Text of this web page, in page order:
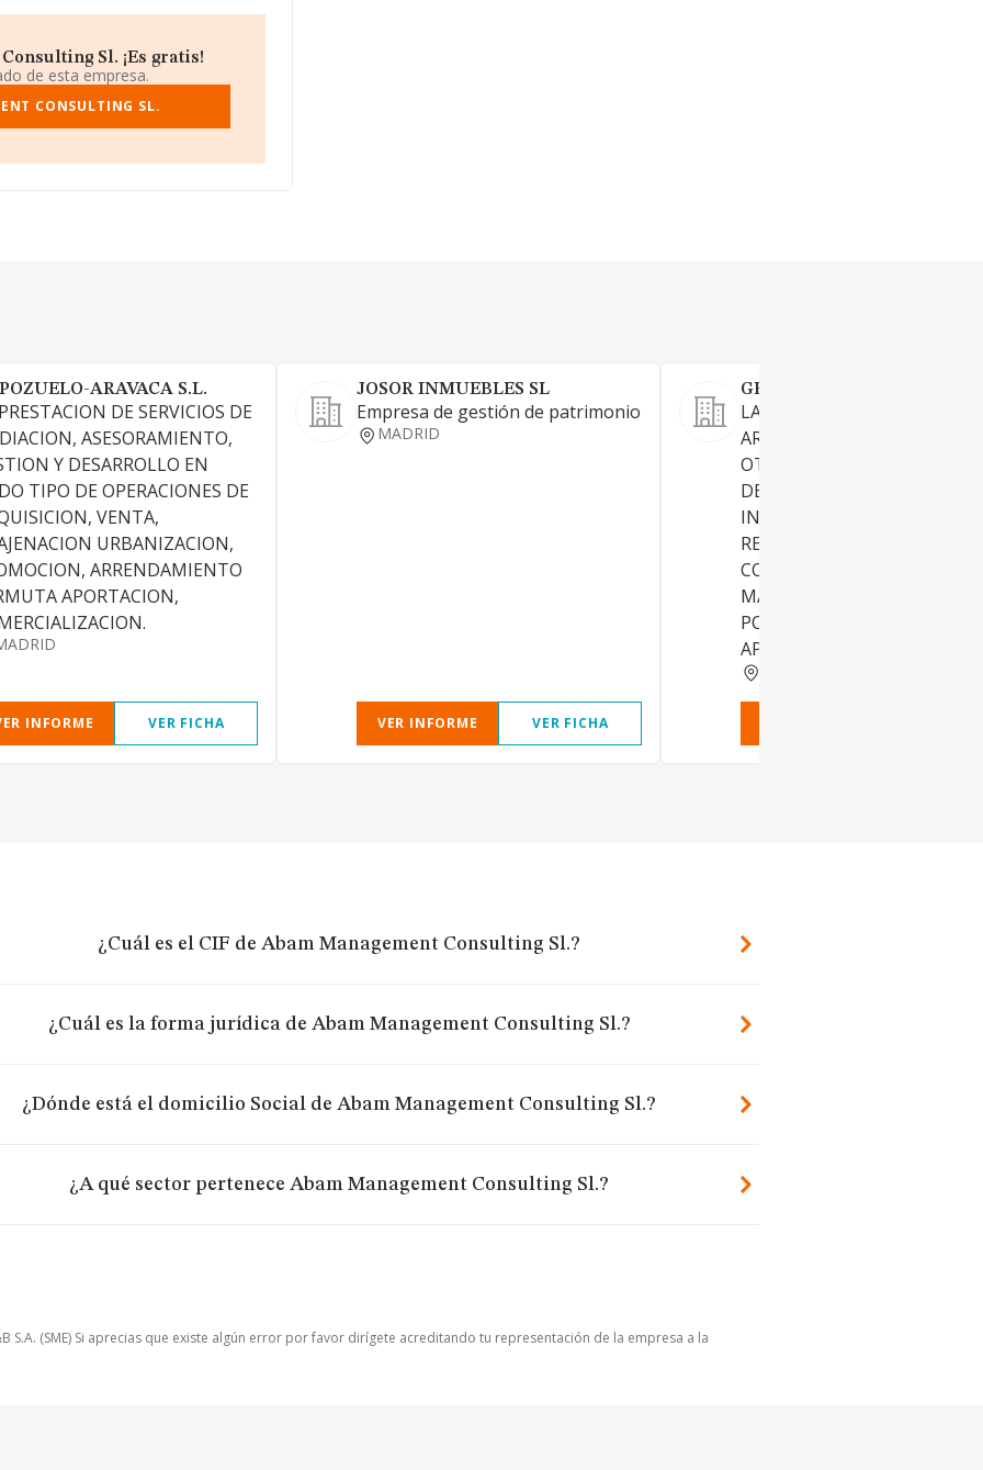
Sl. ¡Es gratis!
de esta empresa.
CONSULTING SL.
ARAVACA S.L.
DE SERVICIOS DE
ASESORAMIENTO,
Y DESARROLLO EN
TIPO DE OPERACIONES DE
VENTA,
URBANIZACION,
ARRENDAMIENTO
APORTACION,
INFORME VER FICHA
JOSOR INMUEBLES SL
Empresa de gestión de patrimonio
MADRID
VER INFORME VER FICHA
GESTINBOR MADRID SL
LA COMPRA VENTA,
ARRENDAMIENTO Y
OTRA FORMA DE
DE TODA CLASE DE BIENES
INMUEBLES. LA
REPRESENTACION,
COMERCIALIZACION, VENTA,
MANTENIMIENTO Y
POSTVENTA DE EQUIPOS,
APARATOS Y C
¿Cuál es el CIF de Abam Management Consulting Sl.?
¿Cuál es la forma jurídica de Abam Management Consulting Sl.?
¿Dónde está el domicilio Social de Abam Management Consulting Sl.?
¿A qué sector pertenece Abam Management Consulting Sl.?
(SME) Si aprecias que existe algún error por favor dirígete acreditando tu representación de la empresa a la